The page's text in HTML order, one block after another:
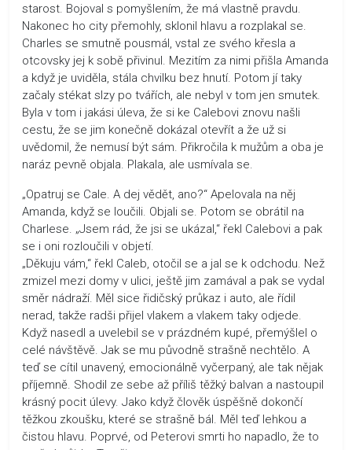
starost. Bojoval s pomyšlením, že má vlastně pravdu.
Nakonec ho city přemohly, sklonil hlavu a rozplakal se.
Charles se smutně pousmál, vstal ze svého křesla a
otcovsky jej k sobě přivinul. Mezitím za nimi přišla Amanda
a když je uviděla, stála chvilku bez hnutí. Potom jí taky
začaly stékat slzy po tvářích, ale nebyl v tom jen smutek.
Byla v tom i jakási úleva, že si ke Calebovi znovu našli
cestu, že se jim konečně dokázal otevřít a že už si
uvědomil, že nemusí být sám. Přikročila k mužům a oba je
naráz pevně objala. Plakala, ale usmívala se.
„Opatruj se Cale. A dej vědět, ano?“ Apelovala na něj
Amanda, když se loučili. Objali se. Potom se obrátil na
Charlese. „Jsem rád, že jsi se ukázal,“ řekl Calebovi a pak
se i oni rozloučili v objetí.
„Děkuju vám,“ řekl Caleb, otočil se a jal se k odchodu. Než
zmizel mezi domy v ulici, ještě jim zamával a pak se vydal
směr nádraží. Měl sice řidičský průkaz i auto, ale řídil
nerad, takže radši přijel vlakem a vlakem taky odjede.
Když nasedl a uvelebil se v prázdném kupé, přemýšlel o
celé návštěvě. Jak se mu původně strašně nechtělo. A
teď se cítil unavený, emocionálně vyčerpaný, ale tak nějak
příjemně. Shodil ze sebe až příliš těžký balvan a nastoupil
krásný pocit úlevy. Jako když člověk úspěšně dokončí
těžkou zkoušku, které se strašně bál. Měl teď lehkou a
čistou hlavu. Poprvé, od Peterovi smrti ho napadlo, že to